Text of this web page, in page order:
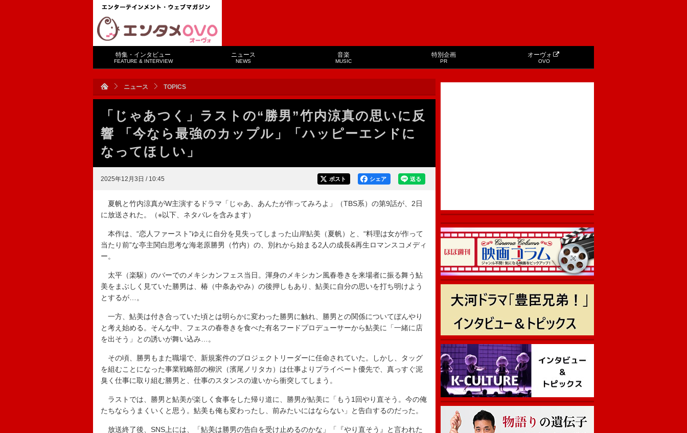
特集・インタビュー
FEATURE & INTERVIEW
ニュース
NEWS
音楽
MUSIC
特別企画
PR
オーヴォ
OVO
ニュース TOPICS
「じゃあつく」ラストの“勝男”竹内涼真の思いに反
響 「今なら最強のカップル」「ハッピーエンドに
なってほしい」
2025年12月3日 / 10:45 送る
シェア
ポスト
夏帆と竹内涼真がW主演するドラマ「じゃあ、あんたが作ってみろよ」（TBS系）の第9話が、2日
に放送された。（※以下、ネタバレを含みます）
本作は、“恋人ファースト”ゆえに自分を見失ってしまった山岸鮎美（夏帆）と、“料理は女が作って
当たり前”な亭主関白思考な海老原勝男（竹内）の、別れから始まる2人の成長&再生ロマンスコメディ
ー。
太平（楽駆）のバーでのメキシカンフェス当日。渾身のメキシカン風春巻きを来場者に振る舞う鮎
美をまぶしく見ていた勝男は、椿（中条あやみ）の後押しもあり、鮎美に自分の思いを打ち明けよう
とするが…。
一方、鮎美は付き合っていた頃とは明らかに変わった勝男に触れ、勝男との関係についてぼんやり
と考え始める。そんな中、フェスの春巻きを食べた有名フードプロデューサーから鮎美に「一緒に店
を出そう」との誘いが舞い込み…。
その頃、勝男もまた職場で、新規案件のプロジェクトリーダーに任命されていた。しかし、タッグ
を組むことになった事業戦略部の柳沢（濱尾ノリタカ）は仕事よりプライベート優先で、真っすぐ泥
臭く仕事に取り組む勝男と、仕事のスタンスの違いから衝突してしまう。
ラストでは、勝男と鮎美が楽しく食事をした帰り道に、勝男が鮎美に「もう1回やり直そう。今の俺
たちならうまくいくと思う。鮎美も俺も変わったし、前みたいにはならない」と告白するのだった。
放送終了後、SNS上には、「鮎美は勝男の告白を受け止めるのかな」「『やり直そう』と言われた